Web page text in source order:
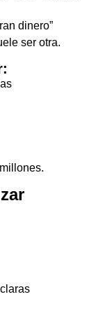
dinero”
ser otra.